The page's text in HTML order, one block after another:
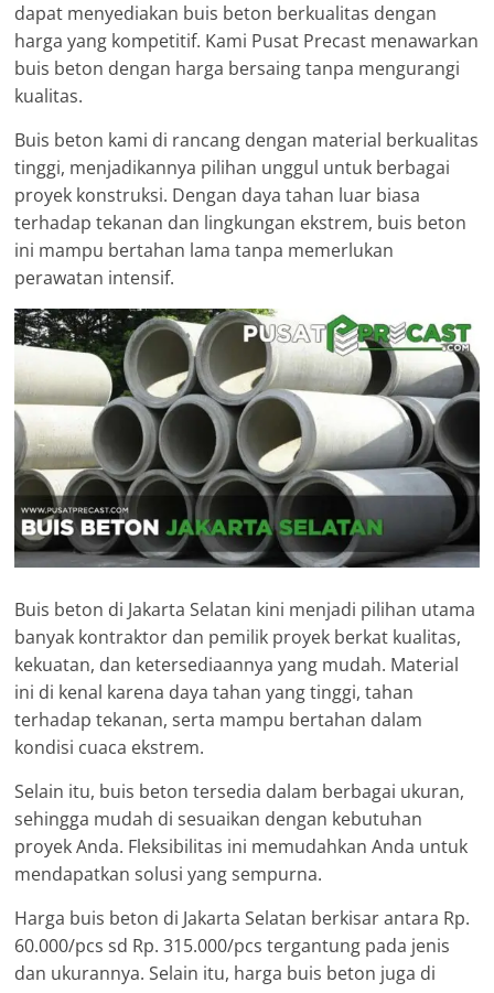
dapat menyediakan buis beton berkualitas dengan
harga yang kompetitif. Kami Pusat Precast menawarkan
buis beton dengan harga bersaing tanpa mengurangi
kualitas.
Buis beton kami di rancang dengan material berkualitas
tinggi, menjadikannya pilihan unggul untuk berbagai
proyek konstruksi. Dengan daya tahan luar biasa
terhadap tekanan dan lingkungan ekstrem, buis beton
ini mampu bertahan lama tanpa memerlukan
perawatan intensif.
Buis beton di Jakarta Selatan kini menjadi pilihan utama
banyak kontraktor dan pemilik proyek berkat kualitas,
kekuatan, dan ketersediaannya yang mudah. Material
ini di kenal karena daya tahan yang tinggi, tahan
terhadap tekanan, serta mampu bertahan dalam
kondisi cuaca ekstrem.
Selain itu, buis beton tersedia dalam berbagai ukuran,
sehingga mudah di sesuaikan dengan kebutuhan
proyek Anda. Fleksibilitas ini memudahkan Anda untuk
mendapatkan solusi yang sempurna.
Harga buis beton di Jakarta Selatan berkisar antara Rp.
60.000/pcs sd Rp. 315.000/pcs tergantung pada jenis
dan ukurannya. Selain itu, harga buis beton juga di